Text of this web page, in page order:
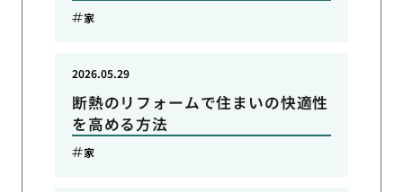
家
断熱のリフォームで住まいの快適性
を高める方法
2026.05.29
家